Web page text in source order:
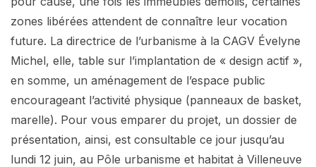
zones libérées attendent de connaître leur vocation
future. La directrice de l’urbanisme à la CAGV Évelyne
Michel, elle, table sur l’implantation de « design actif »,
en somme, un aménagement de l’espace public
encourageant l’activité physique (panneaux de basket,
marelle). Pour vous emparer du projet, un dossier de
présentation, ainsi, est consultable ce jour jusqu’au
lundi 12 juin, au Pôle urbanisme et habitat à Villeneuve